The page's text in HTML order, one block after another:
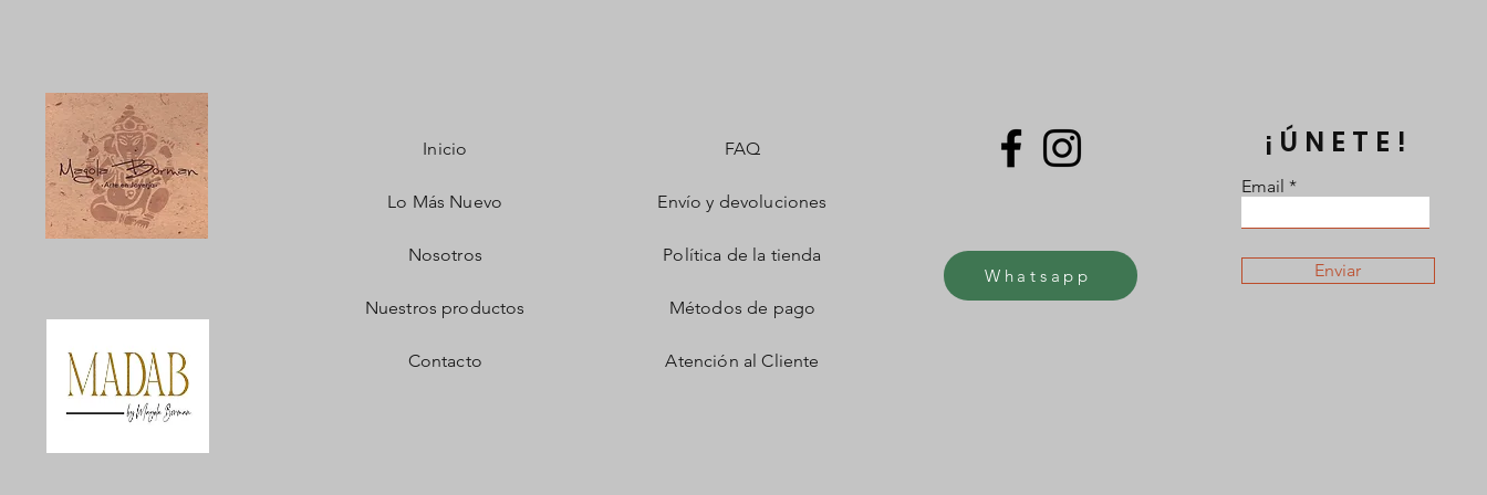
Inicio
Lo Más Nuevo
Nosotros
Nuestros productos
Contacto
FAQ
Envío y devoluciones
Política de la tienda
Métodos de pago
Atención al Cliente
Whatsapp
¡ÚNETE!
Email
Enviar